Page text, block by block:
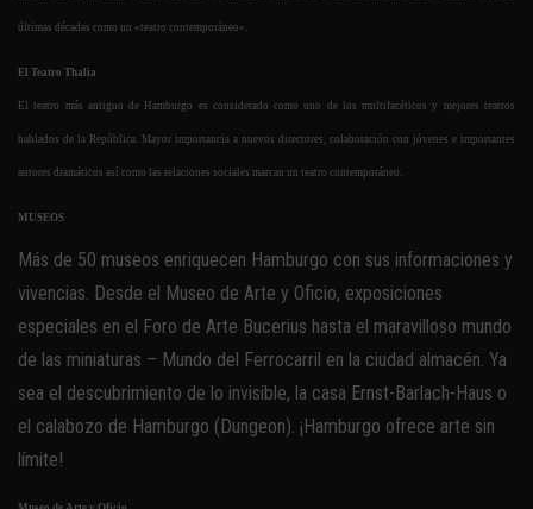
últimas décadas como un «teatro contemporáneo».
El Teatro Thalia
El teatro más antiguo de Hamburgo es considerado como uno de los multifacéticos y mejores teatros
hablados de la República. Mayor importancia a nuevos directores, colaboración con jóvenes e importantes
autores dramáticos así como las relaciones sociales marcan un teatro contemporáneo.
MUSEOS
Más de 50 museos enriquecen Hamburgo con sus informaciones y
vivencias. Desde el Museo de Arte y Oficio, exposiciones
especiales en el Foro de Arte Bucerius hasta el maravilloso mundo
de las miniaturas – Mundo del Ferrocarril en la ciudad almacén. Ya
sea el descubrimiento de lo invisible, la casa Ernst-Barlach-Haus o
el calabozo de Hamburgo (Dungeon). ¡Hamburgo ofrece arte sin
límite!